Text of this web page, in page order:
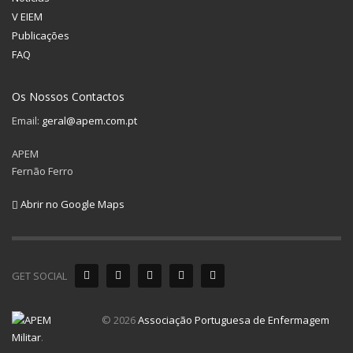
V EIEM
Publicações
FAQ
Os Nossos Contactos
Email: geral@apem.com.pt
APEM
Fernão Ferro
Abrir no Google Maps
GET SOCIAL
© 2026Associação Portuguesa de Enfermagem
Militar.